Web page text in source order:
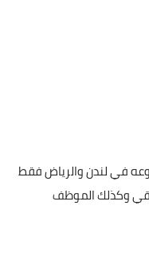
في لندن والرياض فقط
وكذلك الموظف